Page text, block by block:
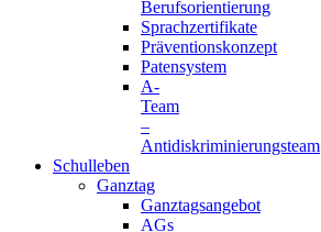
Berufsorientierung
Sprachzertifikate
Präventionskonzept
Patensystem
A-
Team
–
Antidiskriminierungsteam
Schulleben
Ganztag
Ganztagsangebot
AGs